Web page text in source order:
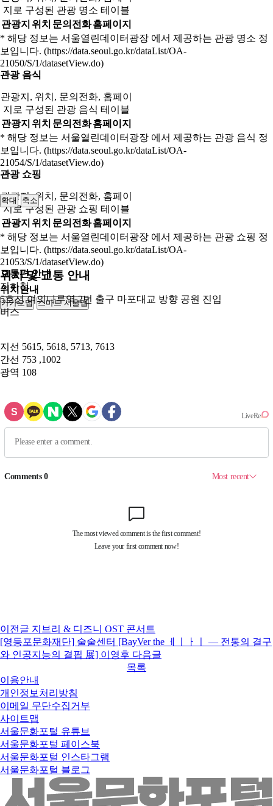
지로 구성된 관광 명소 테이블
관광지 위치 문의전화홈페이지
* 해당 정보는 서울열린데이터광장 에서 제공하는 관광 명소 정
보입니다. (https://data.seoul.go.kr/dataList/OA-
21050/S/1/datasetView.do)
관광 음식
관광지, 위치, 문의전화, 홈페이
지로 구성된 관광 음식 테이블
관광지 위치 문의전화홈페이지
* 해당 정보는 서울열린데이터광장 에서 제공하는 관광 음식 정
보입니다. (https://data.seoul.go.kr/dataList/OA-
21054/S/1/datasetView.do)
관광 쇼핑
관광지, 위치, 문의전화, 홈페이
지로 구성된 관광 쇼핑 테이블
관광지 위치 문의전화홈페이지
* 해당 정보는 서울열린데이터광장 에서 제공하는 관광 쇼핑 정
보입니다. (https://data.seoul.go.kr/dataList/OA-
21053/S/1/datasetView.do)
위치 및 교통 안내
위치안내
카카오맵 스마트 서울맵
250m
확대 축소
교통편 안내
지하철
5호선 여의나루역 2번 출구 마포대교 방향 공원 진입
버스
지선 5615, 5618, 5713, 7613
간선 753 ,1002
광역 108
이전글 지브리 & 디즈니 OST 콘서트
[영등포문화재단] 술술센터 [BayVer the ㅔㅣㅏㅣ ― 전통의 결구
와 인공지능의 결핍 展] 이영후 다음글
목록
이용안내
개인정보처리방침
이메일 무단수집거부
사이트맵
서울문화포털 유튜브
서울문화포털 페이스북
서울문화포털 인스타그램
서울문화포털 블로그